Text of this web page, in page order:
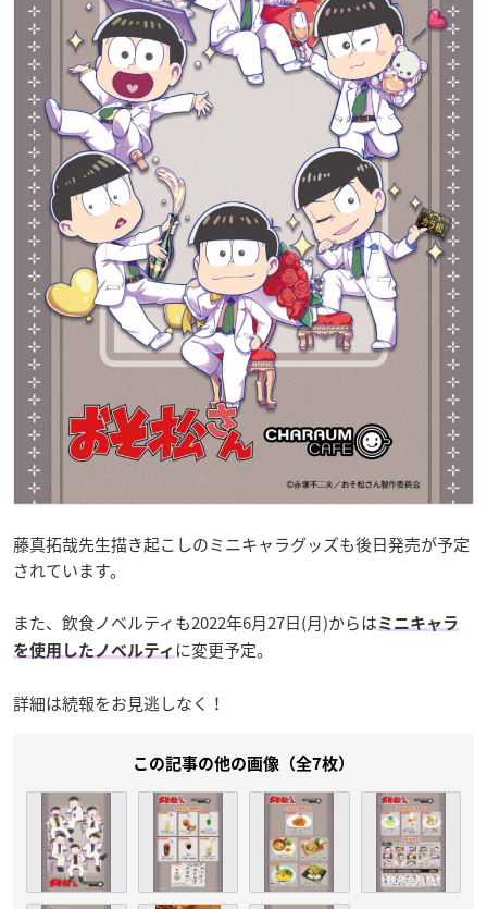
藤真拓哉先生描き起こしのミニキャラグッズも後日発売が予定
されています。
また、飲食ノベルティも2022年6月27日(月)からは ミニキャラ
を使用したノベルティ に変更予定。
詳細は続報をお見逃しなく！
この記事の他の画像（全7枚）